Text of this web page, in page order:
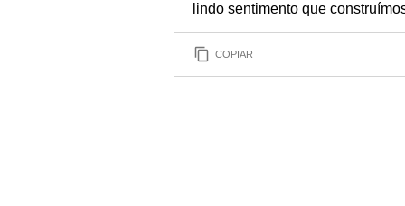
lindo sentimento que
COPIAR